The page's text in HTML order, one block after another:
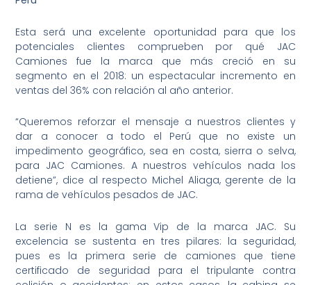
Esta será una excelente oportunidad para que los
potenciales clientes comprueben por qué JAC
Camiones fue la marca que más creció en su
segmento en el 2018: un espectacular incremento en
ventas del 36% con relación al año anterior.
“Queremos reforzar el mensaje a nuestros clientes y
dar a conocer a todo el Perú que no existe un
impedimento geográfico, sea en costa, sierra o selva,
para JAC Camiones. A nuestros vehículos nada los
detiene”, dice al respecto Michel Aliaga, gerente de la
rama de vehículos pesados de JAC.
La serie N es la gama Vip de la marca JAC. Su
excelencia se sustenta en tres pilares: la seguridad,
pues es la primera serie de camiones que tiene
certificado de seguridad para el tripulante contra